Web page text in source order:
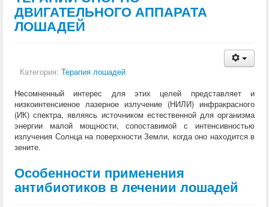
Кормление
Пушные звери
Пчелы
По животным
Мрс
Лошадей
Свиньи
Собаки
Кошки
Кролики
Пушные
Пчелы
ДВИГАТЕЛЬНОГО АППАРАТА
ЛОШАДЕЙ
Категория: Терапия лошадей
Несомненный интерес для этих целей представляет и
низкоинтенсиеное лазерное излучение (НИЛИ) инфракрасного
(ИК) спектра, являясь источником естественной для организма
энергии малой мощности, сопоставимой с интенсивностью
излучения Солнца на поверхности Земли, когда оно находится в
зените.
Особенности применения
антибиотиков в лечении лошадей